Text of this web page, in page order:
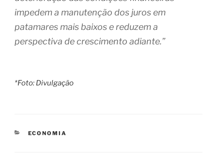
impedem a manutenção dos juros em
patamares mais baixos e reduzem a
perspectiva de crescimento adiante.”
*Foto: Divulgação
CATEGORIAS
ECONOMIA